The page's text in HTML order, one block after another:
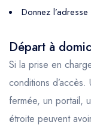
Donnez
Départ à
Si la prise en
conditions
fermée, un portail,
étroite peuvent